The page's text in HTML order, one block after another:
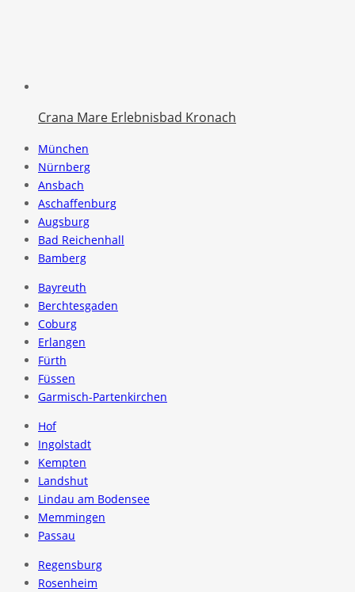
Crana Mare Erlebnisbad Kronach
München
Nürnberg
Ansbach
Aschaffenburg
Augsburg
Bad Reichenhall
Bamberg
Bayreuth
Berchtesgaden
Coburg
Erlangen
Fürth
Füssen
Garmisch-Partenkirchen
Hof
Ingolstadt
Kempten
Landshut
Lindau am Bodensee
Memmingen
Passau
Regensburg
Rosenheim